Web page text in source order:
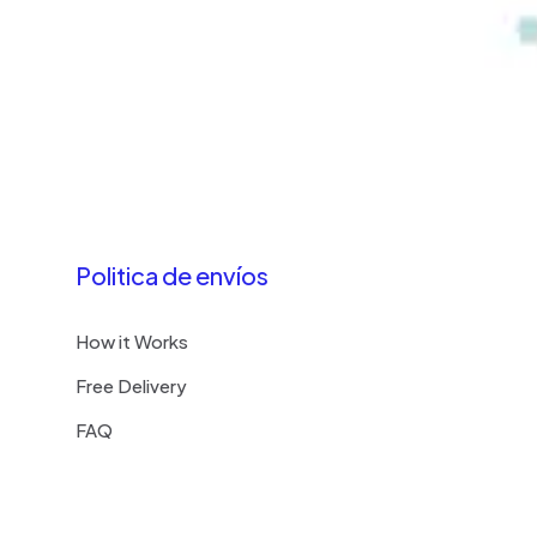
Politica de envíos
How it Works
Free Delivery
FAQ